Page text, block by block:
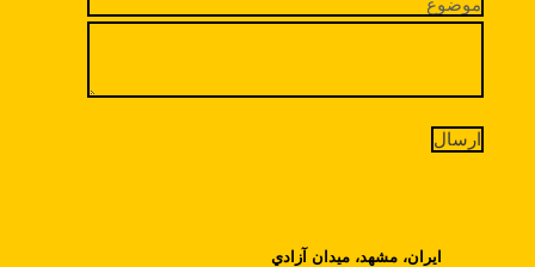
ايران، مشهد، ميدان آزادي